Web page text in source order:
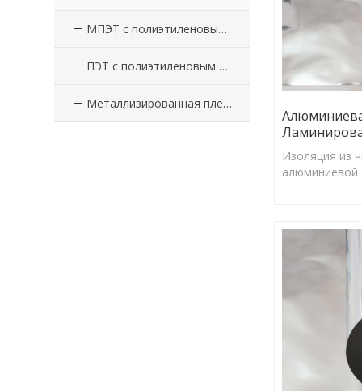
МПЭТ с полиэтиленовым покрытием
ПЭТ с полиэтиленовым покрытием
Металлизированная пленка с полиэтиленовым покрытием
Изоляция из
алюминиевой
солнечной
барьерного